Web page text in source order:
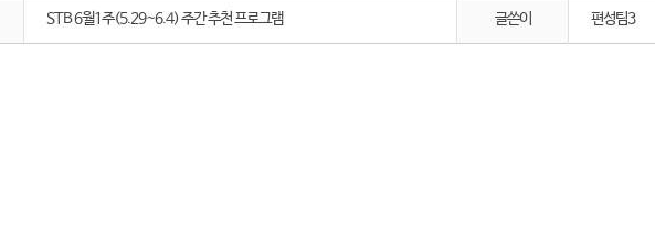
STB 6월1주(5.29~6.4) 주간 추천 프로그램 글쓴이 편성팀3